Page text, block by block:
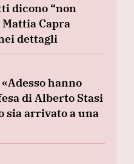
dicono “non
Capra
dettagli
hanno
di Alberto Stasi
sia arrivato a una